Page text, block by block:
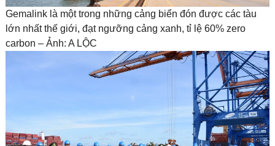
Gemalink là một trong những cảng biển đón được các tàu
lớn nhất thế giới, đạt ngưỡng cảng xanh, tỉ lệ 60% zero
carbon – Ảnh: A LỘC